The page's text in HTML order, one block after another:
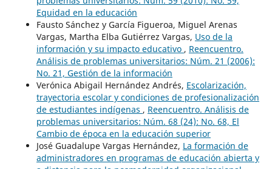
Equidad en la educación
Fausto Sánchez y García Figueroa, Miguel Arenas
Vargas, Martha Elba Gutiérrez Vargas, Uso de la
información y su impacto educativo , Reencuentro.
Análisis de problemas universitarios: Núm. 21 (2006):
No. 21, Gestión de la información
Verónica Abigail Hernández Andrés, Escolarización,
trayectoria escolar y condiciones de profesionalización
de estudiantes indígenas , Reencuentro. Análisis de
problemas universitarios: Núm. 68 (24): No. 68, El
Cambio de época en la educación superior
José Guadalupe Vargas Hernández, La formación de
administradores en programas de educación abierta y